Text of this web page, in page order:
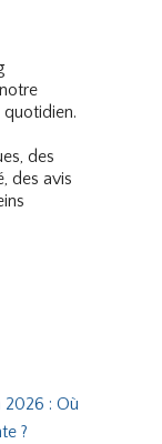
des
des avis
2026 : Où
?